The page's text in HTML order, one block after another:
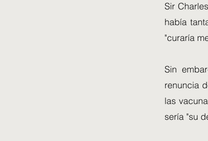
Sir
había
"curaría
Sin
renuncia
las
sería "su